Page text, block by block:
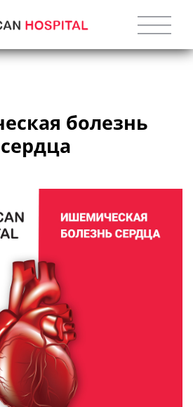
болезнь
сердца